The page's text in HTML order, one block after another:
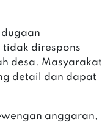
direspons
desa. Masyarakat
detail dan dapat
anggaran,